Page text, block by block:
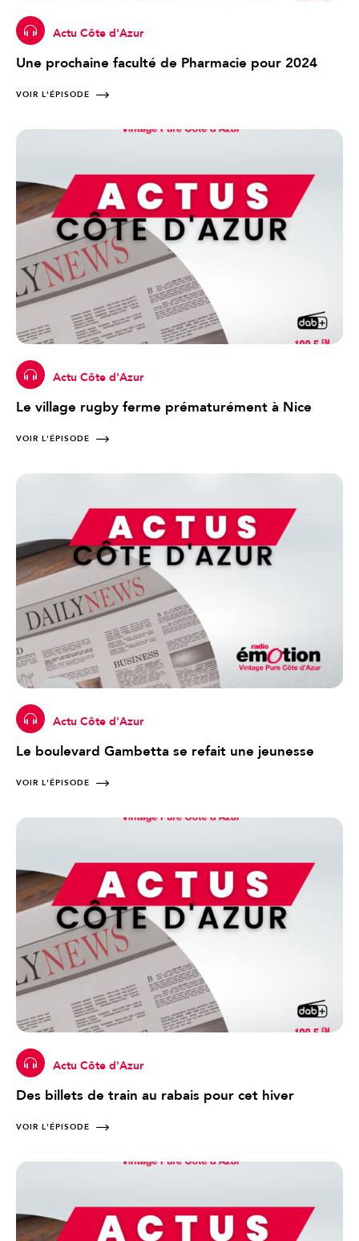
Actu Côte d'Azur
Une prochaine faculté de Pharmacie pour 2024
VOIR L'ÉPISODE
Actu Côte d'Azur
Le village rugby ferme prématurément à Nice
VOIR L'ÉPISODE
Actu Côte d'Azur
Le boulevard Gambetta se refait une jeunesse
VOIR L'ÉPISODE
Actu Côte d'Azur
Des billets de train au rabais pour cet hiver
VOIR L'ÉPISODE